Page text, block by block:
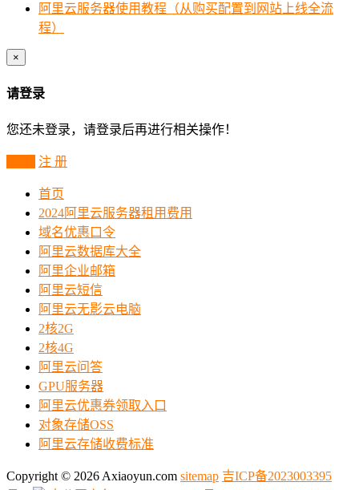
阿里云服务器使用教程（从购买配置到网站上线全流
程）
×
请登录
您还未登录，请登录后再进行相关操作！
注 册
首页
2024阿里云服务器租用费用
域名优惠口令
阿里云数据库大全
阿里企业邮箱
阿里云短信
阿里云无影云电脑
2核2G
2核4G
阿里云问答
GPU服务器
阿里云优惠券领取入口
对象存储OSS
阿里云存储收费标准
Copyright © 2026 Axiaoyun.com sitemap 吉ICP备2023003395